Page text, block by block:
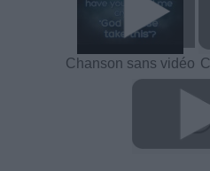
Chanson sans vidéo